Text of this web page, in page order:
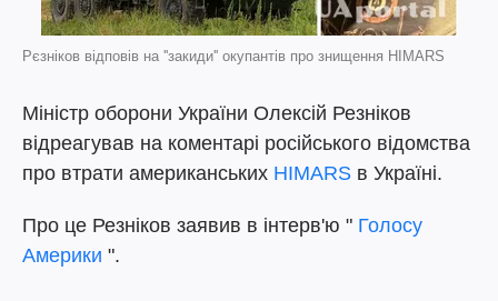
Рєзніков відповів на ''закиди'' окупантів про знищення HIMARS
Міністр оборони України Олексій Резніков
відреагував на коментарі російського відомства
про втрати американських HIMARS в Україні.
Про це Резніков заявив в інтерв'ю " Голосу
Америки ".